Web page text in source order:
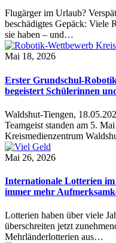
Flugärger im Urlaub?
beschädigtes Gepäck: Viele
sie haben – und…
Mai 18, 2026
Erster Grundschul-
begeistert Schülerinnen
Waldshut-Tiengen,
Teamgeist standen am 5.
Kreismedienzentrum
Mai 26, 2026
Internationale Lotterien
immer mehr
Lotterien haben über viele
überschreiten jetzt
Mehrländerlotterien aus…